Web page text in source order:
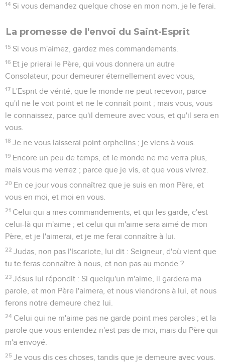
14 Si vous demandez quelque chose en mon nom, je le ferai.
La promesse de l'envoi du Saint-Esprit
15 Si vous m'aimez, gardez mes commandements.
16 Et je prierai le Père, qui vous donnera un autre
Consolateur, pour demeurer éternellement avec vous,
17 L'Esprit de vérité, que le monde ne peut recevoir, parce
qu'il ne le voit point et ne le connaît point ; mais vous, vous
le connaissez, parce qu'il demeure avec vous, et qu'il sera en
vous.
18 Je ne vous laisserai point orphelins ; je viens à vous.
19 Encore un peu de temps, et le monde ne me verra plus,
mais vous me verrez ; parce que je vis, et que vous vivrez.
20 En ce jour vous connaîtrez que je suis en mon Père, et
vous en moi, et moi en vous.
21 Celui qui a mes commandements, et qui les garde, c'est
celui-là qui m'aime ; et celui qui m'aime sera aimé de mon
Père, et je l'aimerai, et je me ferai connaître à lui.
22 Judas, non pas l'Iscariote, lui dit : Seigneur, d'où vient que
tu te feras connaître à nous, et non pas au monde ?
23 Jésus lui répondit : Si quelqu'un m'aime, il gardera ma
parole, et mon Père l'aimera, et nous viendrons à lui, et nous
ferons notre demeure chez lui.
24 Celui qui ne m'aime pas ne garde point mes paroles ; et la
parole que vous entendez n'est pas de moi, mais du Père qui
m'a envoyé.
25 Je vous dis ces choses, tandis que je demeure avec vous.